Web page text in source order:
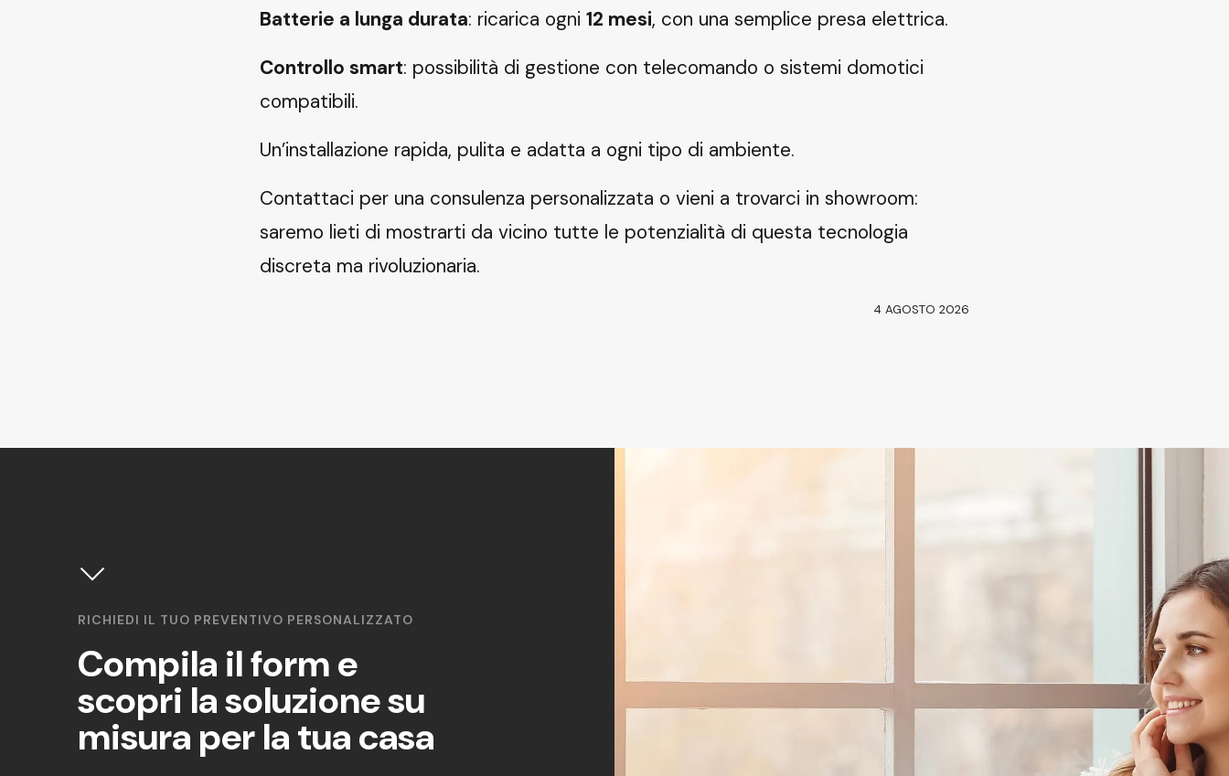
Batterie a lunga durata: ricarica ogni 12 mesi, con una semplice presa elettrica.
Controllo smart: possibilità di gestione con telecomando o sistemi domotici
compatibili.
Un’installazione rapida, pulita e adatta a ogni tipo di ambiente.
Contattaci per una consulenza personalizzata o vieni a trovarci in showroom:
saremo lieti di mostrarti da vicino tutte le potenzialità di questa tecnologia
discreta ma rivoluzionaria.
4 AGOSTO 2026
RICHIEDI IL TUO PREVENTIVO PERSONALIZZATO
Compila il form e
scopri la soluzione su
misura per la tua casa